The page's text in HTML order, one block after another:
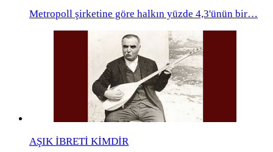
Metropoll şirketine göre halkın yüzde 4,3'ünün bir…
AŞIK İBRETİ KİMDİR